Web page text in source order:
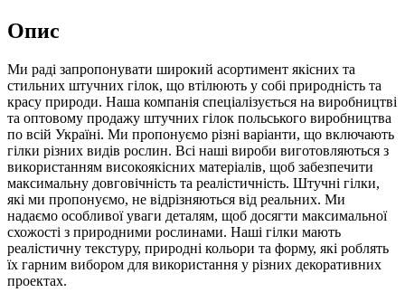
Опис
Ми раді запропонувати широкий асортимент якісних та
стильних штучних гілок, що втілюють у собі природність та
красу природи. Наша компанія спеціалізується на виробництві
та оптовому продажу штучних гілок польського виробництва
по всій Україні. Ми пропонуємо різні варіанти, що включають
гілки різних видів рослин. Всі наші вироби виготовляються з
використанням високоякісних матеріалів, щоб забезпечити
максимальну довговічність та реалістичність. Штучні гілки,
які ми пропонуємо, не відрізняються від реальних. Ми
надаємо особливої уваги деталям, щоб досягти максимальної
схожості з природними рослинами. Наші гілки мають
реалістичну текстуру, природні кольори та форму, які роблять
їх гарним вибором для використання у різних декоративних
проектах.